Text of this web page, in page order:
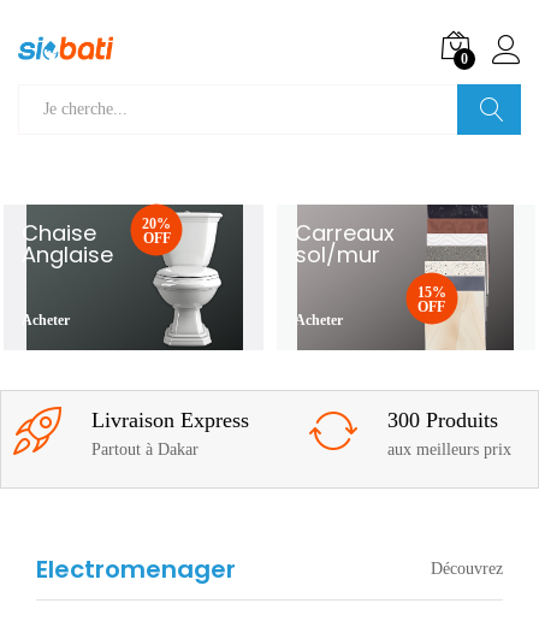
0
Chaise
Anglaise
Acheter
20%
OFF
Carreaux
sol/mur
Acheter
15%
OFF
Livraison Express
Partout à Dakar
300 Produits
aux meilleurs prix
Electromenager Découvrez